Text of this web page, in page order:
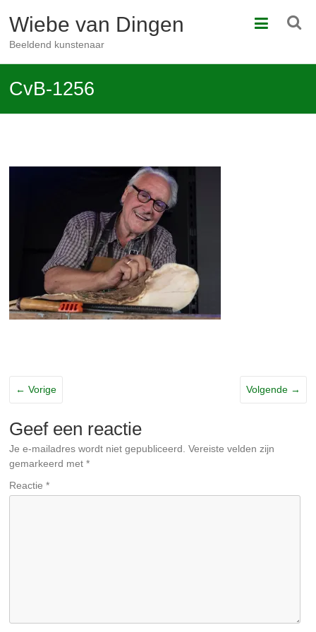
naar
inhoud
Wiebe van Dingen
Beeldend kunstenaar
CvB-1256
← Vorige Volgende →
Geef een reactie
Je e-mailadres wordt niet gepubliceerd. Vereiste velden zijn
gemarkeerd met*
Reactie*